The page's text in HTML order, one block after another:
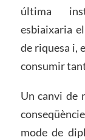
última
esbiaixaria
de riquesa i,
consumir
Un canvi de
mode de